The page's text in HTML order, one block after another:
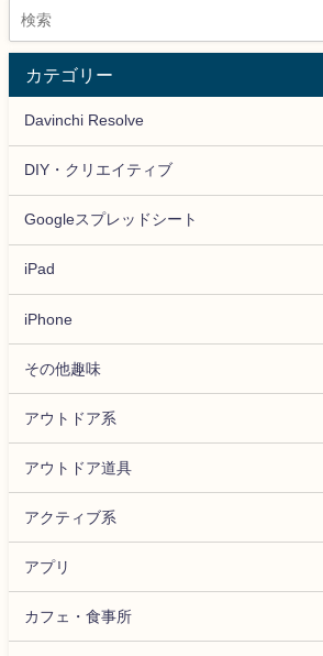
カテゴリー
Davinchi Resolve
DIY・クリエイティブ
Googleスプレッドシート
iPad
iPhone
その他趣味
アウトドア系
アウトドア道具
アクティブ系
アプリ
カフェ・食事所